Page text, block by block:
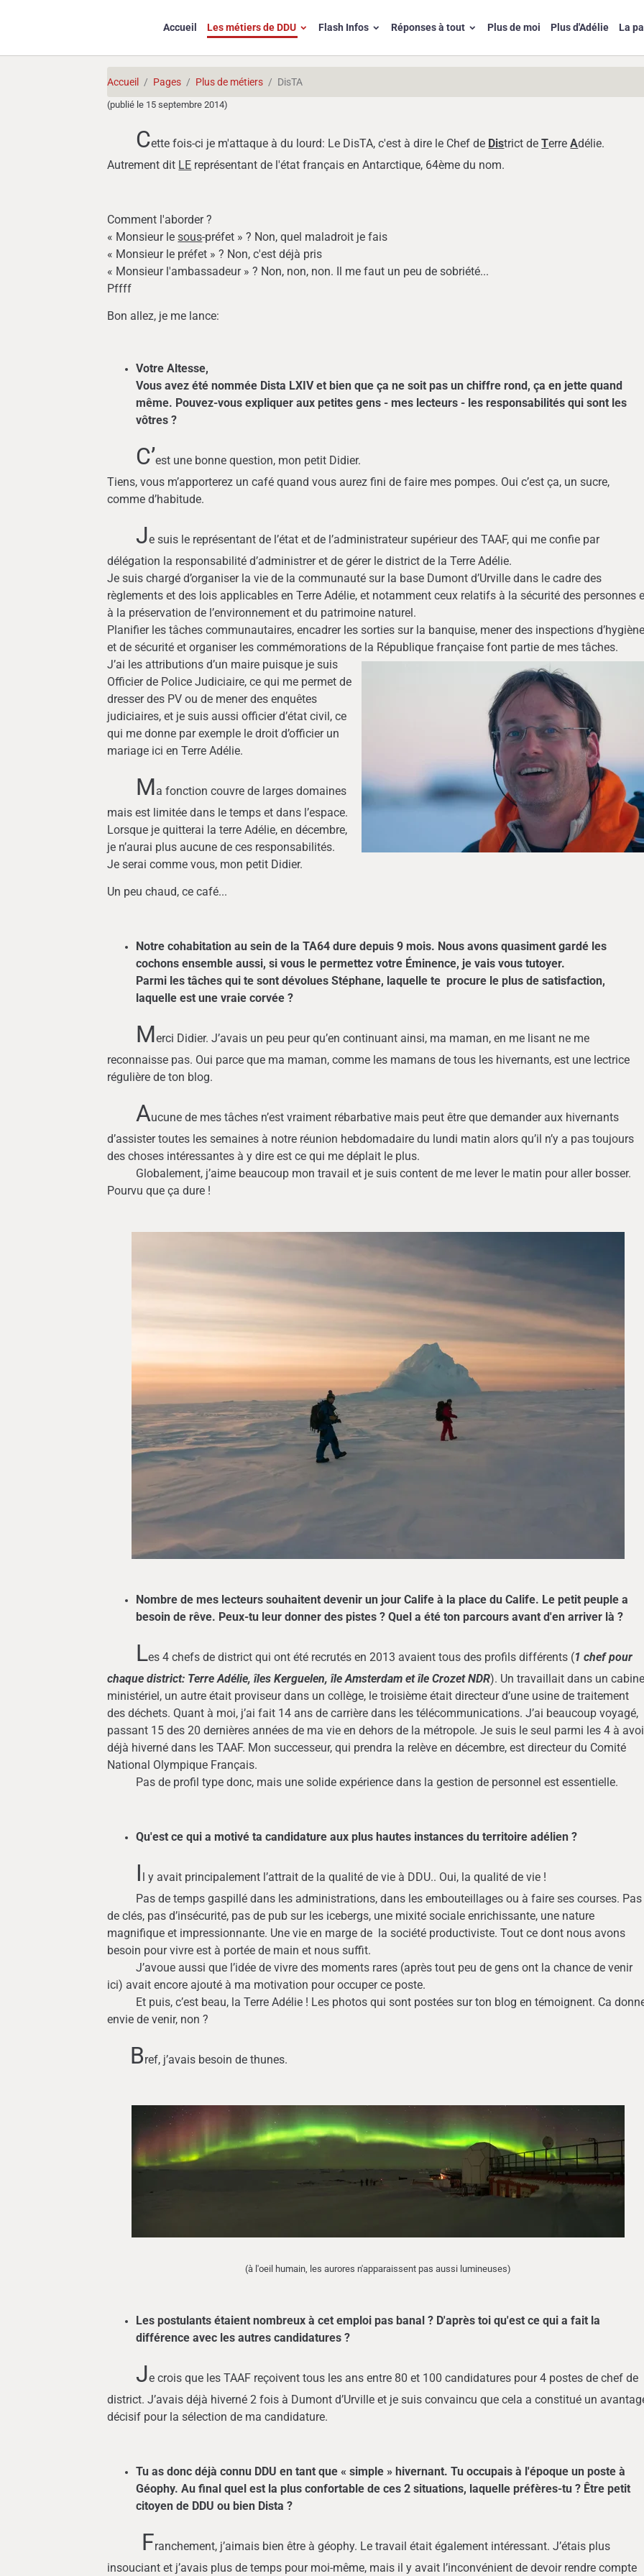
Accueil Les métiers de DDU Flash Infos Réponses à tout Plus de moi Plus d'Adélie La
Accueil Pages Plus de métiers DisTA
(publié le 15 septembre 2014)
Cette fois-ci je m'attaque à du lourd: Le DisTA, c'est à dire le Chef de District deTerreAdélie.
Autrement dit LE représentant de l'état français en Antarctique, 64ème du nom.
Comment l'aborder ?
« Monsieur lesous-préfet » ? Non, quel maladroit je fais
« Monsieur le préfet » ? Non, c'est déjà pris
« Monsieur l'ambassadeur » ? Non, non, non. Il me faut un peu de sobriété...
Pffff
Bon allez, je me lance:
Votre Altesse,
Vous avez été nommée Dista LXIV et bien que ça ne soit pas un chiffre rond, ça en jette quand
même. Pouvez-vous expliquer aux petites gens - mes lecteurs - les responsabilités qui sont les
vôtres ?
C’est une bonne question, mon petit Didier.
Tiens, vous m’apporterez un café quand vous aurez fini de faire mes pompes. Oui c’est ça, un sucre,
comme d’habitude.
Je suis le représentant de l’état et de l’administrateur supérieur des TAAF, qui me confie par
délégation la responsabilité d’administrer et de gérer le district de la Terre Adélie.
Je suis chargé d’organiser la vie de la communauté sur la base Dumont d’Urville dans le cadre des
règlements et des lois applicables en Terre Adélie, et notamment ceux relatifs à la sécurité des personnes
à la préservation de l’environnement et du patrimoine naturel.
Planifier les tâches communautaires, encadrer les sorties sur la banquise, mener des inspections
et de sécurité et organiser les commémorations de la République française font partie de mes tâches.
J’ai les attributions d’un maire puisque je suis
Officier de Police Judiciaire, ce qui me permet de
dresser des PV ou de mener des enquêtes
judiciaires, et je suis aussi officier d’état civil, ce
qui me donne par exemple le droit d’officier un
mariage ici en Terre Adélie.
Ma fonction couvre de larges domaines
mais est limitée dans le temps et dans l’espace.
Lorsque je quitterai la terre Adélie, en décembre,
je n’aurai plus aucune de ces responsabilités.
Je serai comme vous, mon petit Didier.
Un peu chaud, ce café...
Notre cohabitation au sein de la TA64 dure depuis 9 mois. Nous avons quasiment gardé les
cochons ensemble aussi, si vous le permettez votre Éminence, je vais vous tutoyer.
Parmi les tâches qui te sont dévolues Stéphane, laquelle te procure le plus de satisfaction,
laquelle est une vraie corvée ?
Merci Didier. J’avais un peu peur qu’en continuant ainsi, ma maman, en me lisant ne me
reconnaisse pas. Oui parce que ma maman, comme les mamans de tous les hivernants, est une lectrice
régulière de ton blog.
Aucune de mes tâches n’est vraiment rébarbative mais peut être que demander aux hivernants
d’assister toutes les semaines à notre réunion hebdomadaire du lundi matin alors qu’il n’y a pas toujours
des choses intéressantes à y dire est ce qui me déplait le plus.
Globalement, j’aime beaucoup mon travail et je suis content de me lever le matin pour aller bosser.
Pourvu que ça dure !
Nombre de mes lecteurs souhaitent devenir un jour Calife à la place du Calife. Le petit peuple a
besoin de rêve. Peux-tu leur donner des pistes ? Quel a été ton parcours avant d'en arriver là ?
Les 4 chefs de district qui ont été recrutés en 2013 avaient tous des profils différents (1 chef pour
chaque district: Terre Adélie, îles Kerguelen, île Amsterdam et île Crozet NDR). Un travaillait dans un
ministériel, un autre était proviseur dans un collège, le troisième était directeur d’une usine de traitement
des déchets. Quant à moi, j’ai fait 14 ans de carrière dans les télécommunications. J’ai beaucoup voyagé,
passant 15 des 20 dernières années de ma vie en dehors de la métropole. Je suis le seul parmi les 4 à
déjà hiverné dans les TAAF. Mon successeur, qui prendra la relève en décembre, est directeur du Comité
National Olympique Français.
Pas de profil type donc, mais une solide expérience dans la gestion de personnel est essentielle.
Qu'est ce qui a motivé ta candidature aux plus hautes instances du territoire adélien ?
I l y avait principalement l’attrait de la qualité de vie à DDU.. Oui, la qualité de vie !
Pas de temps gaspillé dans les administrations, dans les embouteillages ou à faire ses courses. Pas
de clés, pas d’insécurité, pas de pub sur les icebergs, une mixité sociale enrichissante, une nature
magnifique et impressionnante. Une vie en marge de la société productiviste. Tout ce dont nous avons
besoin pour vivre est à portée de main et nous suffit.
J’avoue aussi que l’idée de vivre des moments rares (après tout peu de gens ont la chance de venir
ici) avait encore ajouté à ma motivation pour occuper ce poste.
Et puis, c’est beau, la Terre Adélie ! Les photos qui sont postées sur ton blog en témoignent. Ca
envie de venir, non ?
Bref, j’avais besoin de thunes.
(à l'oeil humain, les aurores n'apparaissent pas aussi lumineuses)
Les postulants étaient nombreux à cet emploi pas banal ? D'après toi qu'est ce qui a fait la
différence avec les autres candidatures ?
Je crois que les TAAF reçoivent tous les ans entre 80 et 100 candidatures pour 4 postes de chef de
district. J’avais déjà hiverné 2 fois à Dumont d’Urville et je suis convaincu que cela a constitué un
décisif pour la sélection de ma candidature.
Tu as donc déjà connu DDU en tant que « simple » hivernant. Tu occupais à l'époque un poste à
Géophy. Au final quel est la plus confortable de ces 2 situations, laquelle préfères-tu ? Être petit
citoyen de DDU ou bien Dista ?
Franchement, j’aimais bien être à géophy. Le travail était également intéressant. J’étais plus
insouciant et j’avais plus de temps pour moi-même, mais il y avait l’inconvénient de devoir rendre compte